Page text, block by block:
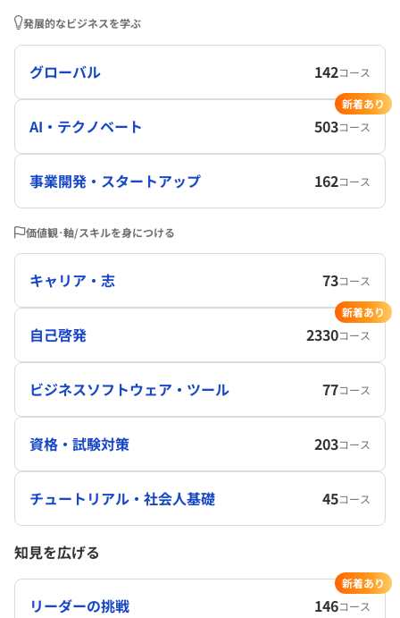
発展的なビジネスを学ぶ
グローバル 142コース
AI・テクノベート 503コース
新着あり
事業開発・スタートアップ 162コース
価値観･軸/スキルを身につける
キャリア・志 73コース
自己啓発 2330コース
新着あり
ビジネスソフトウェア・ツール 77コース
資格・試験対策 203コース
チュートリアル・社会人基礎 45コース
知見を広げる
リーダーの挑戦 146コース
新着あり